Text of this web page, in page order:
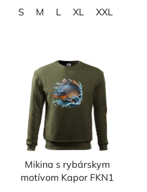
S M L XL XXL
Mikina s rybárskym
motívom Kapor FKN1